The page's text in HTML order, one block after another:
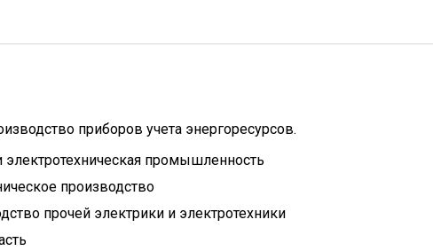
приборов учета энергоресурсов.
электротехническая промышленность
производство
прочей электрики и электротехники